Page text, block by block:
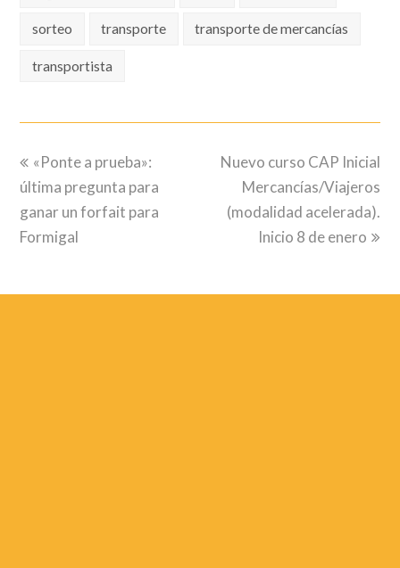
sorteo transporte transporte de mercancías
transportista
previous
post:
«Ponte a prueba»:
última pregunta para
ganar un forfait para
Formigal
next
post:
Nuevo curso CAP Inicial
Mercancías/Viajeros
(modalidad acelerada).
Inicio 8 de enero